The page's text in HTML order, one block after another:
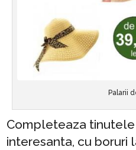
Palarii
Completeaza
interesanta, cu boruri